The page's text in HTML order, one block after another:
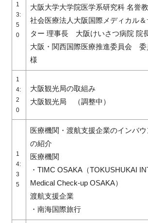
1
3:
5
0
大阪大学大学院医学系研究科 名誉
社会医療法人大阪国際メディカル
ター 理事長 大阪けいさつ病院 院
大阪・関西国際医療推進委員会
様
1
4:
2
0
大阪観光局の取組み
大阪観光局 （調整中）
1
4:
3
5
医療機関・渡航支援企業のインバ
の紹介
医療機関
・TIMC OSAKA（TOKUSHUKAI
Medical Check-up OSAKA）
渡航支援企業
・南海国際旅行